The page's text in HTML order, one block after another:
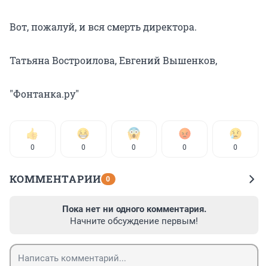
Вот, пожалуй, и вся смерть директора.
Татьяна Востроилова, Евгений Вышенков,
"Фонтанка.ру"
0 0 0 0 0
КОММЕНТАРИИ 0
Пока нет ни одного комментария.
Начните обсуждение первым!